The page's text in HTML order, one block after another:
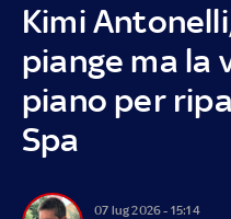
Kimi
piange ma la
piano per
Spa
07 lug 2026 - 15:14